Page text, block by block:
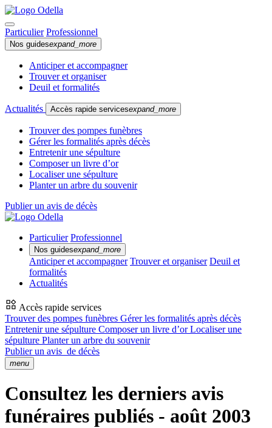
Particulier Professionnel
Nos guidesexpand_more
Anticiper et accompagner
Trouver et organiser
Deuil et formalités
Actualités Accès rapide servicesexpand_more
Trouver des pompes funèbres
Gérer les formalités après décès
Entretenir une sépulture
Composer un livre d’or
Localiser une sépulture
Planter un arbre du souvenir
Publier un avis de décès
Particulier Professionnel
Nos guidesexpand_more
Anticiper et accompagner Trouver et organiser Deuil et
formalités
Actualités
Accès rapide services
Trouver des pompes funèbres Gérer les formalités après décès
Entretenir une sépulture Composer un livre d’orLocaliser une
sépulture Planter un arbre du souvenir
Publier un avis de décès
menu
Consultez les derniers avis
funéraires publiés - août 2003